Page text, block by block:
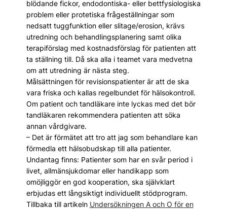
blödande fickor, endodontiska- eller bettfysiologiska
problem eller protetiska frågeställningar som
nedsatt tuggfunktion eller slitage/erosion, krävs
utredning och behandlingsplanering samt olika
terapiförslag med kostnadsförslag för patienten att
ta ställning till. Då ska alla i teamet vara medvetna
om att utredning är nästa steg.
Målsättningen för revisionspatienter är att de ska
vara friska och kallas regelbundet för hälsokontroll.
Om patient och tandläkare inte lyckas med det bör
tandläkaren rekommendera patienten att söka
annan vårdgivare.
– Det är förmätet att tro att jag som behandlare kan
förmedla ett hälsobudskap till alla patienter.
Undantag finns: Patienter som har en svår period i
livet, allmänsjukdomar eller handikapp som
omöjliggör en god kooperation, ska självklart
erbjudas ett långsiktigt individuellt stödprogram.
Tillbaka till artikeln Undersökningen A och O för en